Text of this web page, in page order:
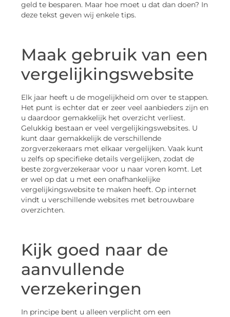
geld te besparen. Maar hoe moet u dat dan doen? In
deze tekst geven wij enkele tips.
Maak gebruik van een
vergelijkingswebsite
Elk jaar heeft u de mogelijkheid om over te stappen.
Het punt is echter dat er zeer veel aanbieders zijn en
u daardoor gemakkelijk het overzicht verliest.
Gelukkig bestaan er veel vergelijkingswebsites. U
kunt daar gemakkelijk de verschillende
zorgverzekeraars met elkaar vergelijken. Vaak kunt
u zelfs op specifieke details vergelijken, zodat de
beste zorgverzekeraar voor u naar voren komt. Let
er wel op dat u met een onafhankelijke
vergelijkingswebsite te maken heeft. Op internet
vindt u verschillende websites met betrouwbare
overzichten.
Kijk goed naar de
aanvullende
verzekeringen
In principe bent u alleen verplicht om een